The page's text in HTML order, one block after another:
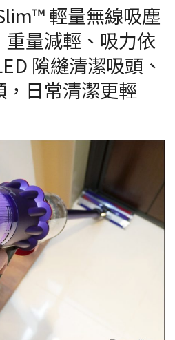
輕量無線吸塵
量減輕、吸力依
隙縫清潔吸頭、
日常清潔更輕